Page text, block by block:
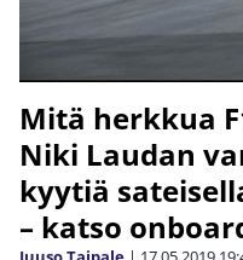
Mitä herkkua
Niki Laudan
kyytiä
– katso